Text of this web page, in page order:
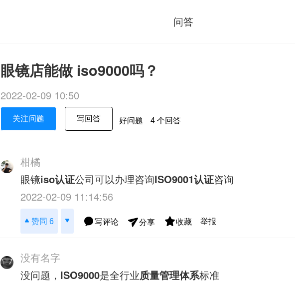
问答
眼镜店能做 iso9000吗？
2022-02-09 10:50
关注问题 写回答 好问题 4 个回答
柑橘
眼镜iso认证公司可以办理咨询ISO9001认证咨询
2022-02-09 11:14:56
赞同 6 写评论 分享 收藏 举报
没有名字
没问题， ISO9000是全行业质量管理体系标准